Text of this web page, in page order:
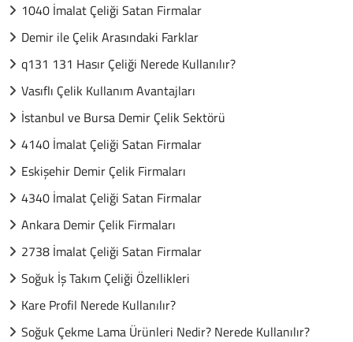
1040 İmalat Çeliği Satan Firmalar
Demir ile Çelik Arasındaki Farklar
q131 131 Hasır Çeliği Nerede Kullanılır?
Vasıflı Çelik Kullanım Avantajları
İstanbul ve Bursa Demir Çelik Sektörü
4140 İmalat Çeliği Satan Firmalar
Eskişehir Demir Çelik Firmaları
4340 İmalat Çeliği Satan Firmalar
Ankara Demir Çelik Firmaları
2738 İmalat Çeliği Satan Firmalar
Soğuk İş Takım Çeliği Özellikleri
Kare Profil Nerede Kullanılır?
Soğuk Çekme Lama Ürünleri Nedir? Nerede Kullanılır?